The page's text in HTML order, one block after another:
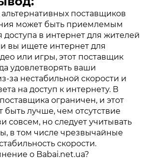
альтернативных поставщиков
может быть приемлемым
доступа в интернет для жителей
вы ищете интернет для
или игры, этот поставщик
удовлетворять ваши
за нестабильной скорости и
на доступ к интернету. В
ограничен, и этот
быть лучше, чем отсутствие
совсем, но следует учитывать
в том числе чрезвычайные
скорости.
о Babai.net.ua?